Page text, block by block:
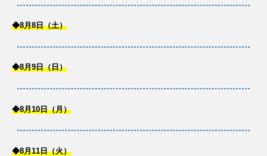
◆8月8日（土）
◆8月9日（日）
◆8月10日（月）
◆8月11日（火）